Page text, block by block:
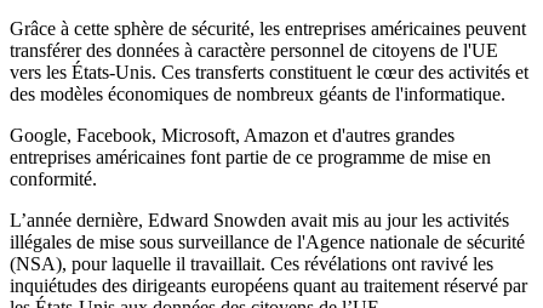
Grâce à cette sphère de sécurité, les entreprises américaines peuvent
transférer des données à caractère personnel de citoyens de l'UE
vers les États-Unis. Ces transferts constituent le cœur des activités et
des modèles économiques de nombreux géants de l'informatique.
Google, Facebook, Microsoft, Amazon et d'autres grandes
entreprises américaines font partie de ce programme de mise en
conformité.
L’année dernière, Edward Snowden avait mis au jour les activités
illégales de mise sous surveillance de l'Agence nationale de sécurité
(NSA), pour laquelle il travaillait. Ces révélations ont ravivé les
inquiétudes des dirigeants européens quant au traitement réservé par